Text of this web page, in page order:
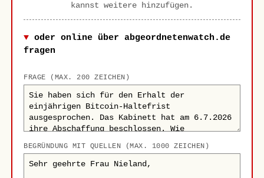
kannst weitere hinzufügen.
oder online über abgeordnetenwatch.de
fragen
FRAGE (MAX. 200 ZEICHEN)
BEGRÜNDUNG MIT QUELLEN (MAX. 1000 ZEICHEN)